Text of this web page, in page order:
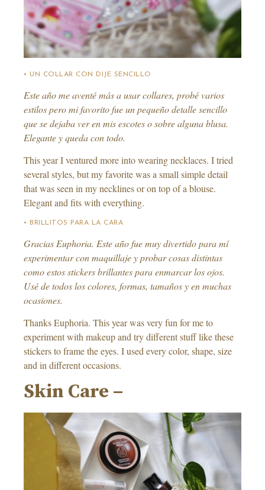
• UN COLLAR CON DIJE SENCILLO
Este año me aventé más a usar collares, probé varios
estilos pero mi favorito fue un pequeño detalle sencillo
que se dejaba ver en mis escotes o sobre alguna blusa.
Elegante y queda con todo.
This year I ventured more into wearing necklaces. I tried
several styles, but my favorite was a small simple detail
that was seen in my necklines or on top of a blouse.
Elegant and fits with everything.
• BRILLITOS PARA LA CARA
Gracias Euphoria. Este año fue muy divertido para mí
experimentar con maquillaje y probar cosas distintas
como estos stickers brillantes para enmarcar los ojos.
Usé de todos los colores, formas, tamaños y en muchas
ocasiones.
Thanks Euphoria. This year was very fun for me to
experiment with makeup and try different stuff like these
stickers to frame the eyes. I used every color, shape, size
and in different occasions.
Skin Care –